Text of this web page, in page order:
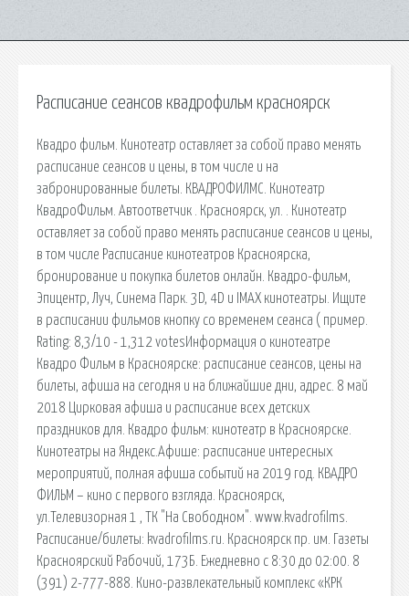
Расписание сеансов квадрофильм красноярск
Квадро фильм. Кинотеатр оставляет за собой право менять
расписание сеансов и цены, в том числе и на
забронированные билеты. КВАДРОФИЛМС. Кинотеатр
КвадроФильм. Автоответчик . Красноярск, ул. . Кинотеатр
оставляет за собой право менять расписание сеансов и цены,
в том числе Расписание кинотеатров Красноярска,
бронирование и покупка билетов онлайн. Квадро-фильм,
Эпицентр, Луч, Синема Парк. 3D, 4D и IMAX кинотеатры. Ищите
в расписании фильмов кнопку со временем сеанса ( пример.
Rating: 8,3/10 - 1,312 votesИнформация о кинотеатре
Квадро Фильм в Красноярске: расписание сеансов, цены на
билеты, афиша на сегодня и на ближайшие дни, адрес. 8 май
2018 Цирковая афиша и расписание всех детских
праздников для. Квадро фильм: кинотеатр в Красноярске.
Кинотеатры на Яндекс.Афише: расписание интересных
мероприятий, полная афиша событий на 2019 год. КВАДРО
ФИЛЬМ – кино с первого взгляда. Красноярск,
ул.Телевизорная 1 , ТК "На Свободном". www.kvadrofilms.
Расписание/билеты: kvadrofilms.ru. Красноярск пр. им. Газеты
Красноярский Рабочий, 173Б. Ежедневно с 8:30 до 02:00. 8
(391) 2-777-888. Кино-развлекательный комплекс «КРК